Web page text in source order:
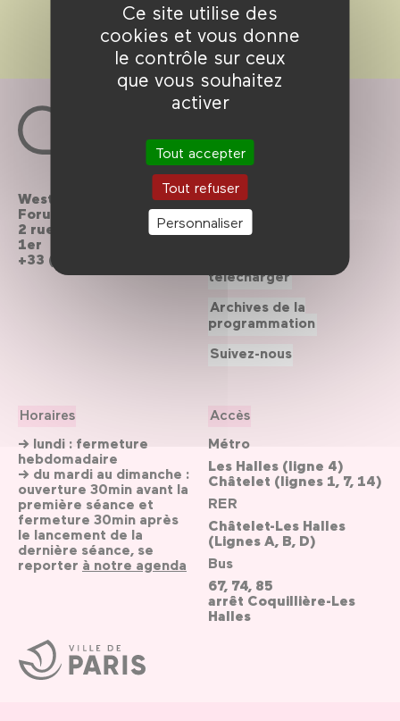
Ce site utilise des
cookies et vous donne
le contrôle sur ceux
que vous souhaitez
activer
Tout accepter
Tout refuser
Personnaliser
Ville
de
Paris
Westfield
Forum des Halles
2 rue du cinéma, Paris
1er
+33 (0)1 44 76 63 00
Horaires
→ lundi : fermeture
hebdomadaire
→ du mardi au dimanche :
ouverture 30min avant la
première séance et
fermeture 30min après
le lancement de la
dernière séance, se
reporter à notre agenda
Accès
Métro
Les Halles (ligne 4)
Châtelet (lignes 1, 7, 14)
RER
Châtelet-Les Halles
(Lignes A, B, D)
Bus
67, 74, 85
arrêt Coquillière-Les
Halles
Contactez-nous
Le Forum recrute
télécharger
Archives de la
programmation
Suivez-nous